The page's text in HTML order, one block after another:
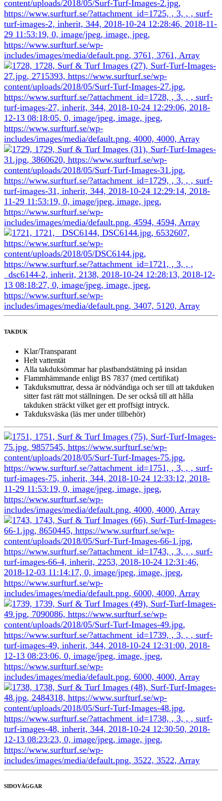
TAKDUK
Klar/Transparant
Helt vattentät
Alla takduksömmar har plastbandstätning på insidan
Flammhämmande enligt BS 7837 (med certifikat)
Takduksmuttrar, dessa är nödvändiga och ser till att takduken
sitter fast rätt mot ställningen. De ser också till att hålla
takduken sträckt vilket ger ett proffsigt intryck.
Takduksväska (läs mer under tillbehör)
SIDOVÄGGAR